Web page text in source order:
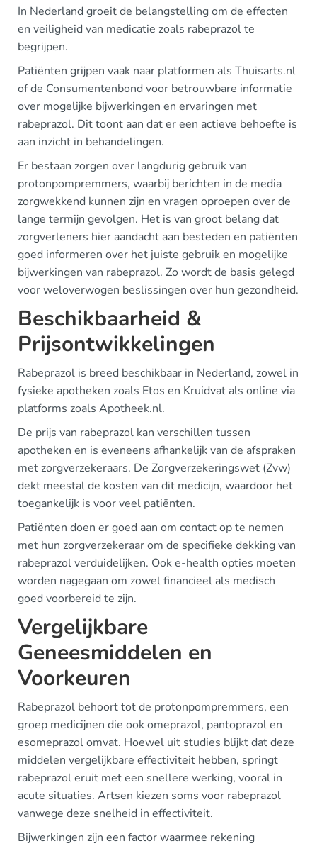
In Nederland groeit de belangstelling om de effecten
en veiligheid van medicatie zoals rabeprazol te
begrijpen.
Patiënten grijpen vaak naar platformen als Thuisarts.nl
of de Consumentenbond voor betrouwbare informatie
over mogelijke bijwerkingen en ervaringen met
rabeprazol. Dit toont aan dat er een actieve behoefte is
aan inzicht in behandelingen.
Er bestaan zorgen over langdurig gebruik van
protonpompremmers, waarbij berichten in de media
zorgwekkend kunnen zijn en vragen oproepen over de
lange termijn gevolgen. Het is van groot belang dat
zorgverleners hier aandacht aan besteden en patiënten
goed informeren over het juiste gebruik en mogelijke
bijwerkingen van rabeprazol. Zo wordt de basis gelegd
voor weloverwogen beslissingen over hun gezondheid.
Beschikbaarheid &
Prijsontwikkelingen
Rabeprazol is breed beschikbaar in Nederland, zowel in
fysieke apotheken zoals Etos en Kruidvat als online via
platforms zoals Apotheek.nl.
De prijs van rabeprazol kan verschillen tussen
apotheken en is eveneens afhankelijk van de afspraken
met zorgverzekeraars. De Zorgverzekeringswet (Zvw)
dekt meestal de kosten van dit medicijn, waardoor het
toegankelijk is voor veel patiënten.
Patiënten doen er goed aan om contact op te nemen
met hun zorgverzekeraar om de specifieke dekking van
rabeprazol verduidelijken. Ook e-health opties moeten
worden nagegaan om zowel financieel als medisch
goed voorbereid te zijn.
Vergelijkbare
Geneesmiddelen en
Voorkeuren
Rabeprazol behoort tot de protonpompremmers, een
groep medicijnen die ook omeprazol, pantoprazol en
esomeprazol omvat. Hoewel uit studies blijkt dat deze
middelen vergelijkbare effectiviteit hebben, springt
rabeprazol eruit met een snellere werking, vooral in
acute situaties. Artsen kiezen soms voor rabeprazol
vanwege deze snelheid in effectiviteit.
Bijwerkingen zijn een factor waarmee rekening